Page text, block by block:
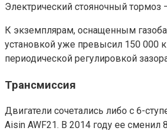
Электрический стояночный тормоз
К экземплярам, оснащенным
установкой уже превысил 150 000
периодической регулировкой
Трансмиссия
Двигатели сочетались либо с 6-
Aisin AWF21. В 2014 году ее сменил